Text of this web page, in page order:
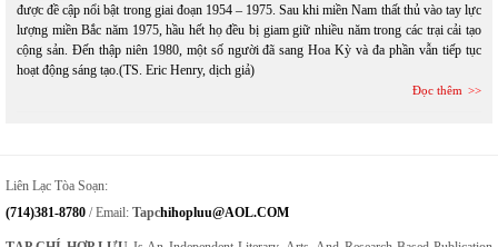
được đề cập nổi bật trong giai đoạn 1954 – 1975. Sau khi miền Nam thất thủ vào tay lực
lượng miền Bắc năm 1975, hầu hết họ đều bị giam giữ nhiều năm trong các trại cải tạo
cộng sản. Đến thập niên 1980, một số người đã sang Hoa Kỳ và đa phần vẫn tiếp tục
hoạt động sáng tạo.(TS. Eric Henry, dịch giả)
Đọc thêm
Liên Lạc Tòa Soạn:
(714)381-8780 / Email: TapcHihopluu@AOL.COM